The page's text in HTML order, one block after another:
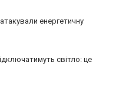
енергетичну
світло: це